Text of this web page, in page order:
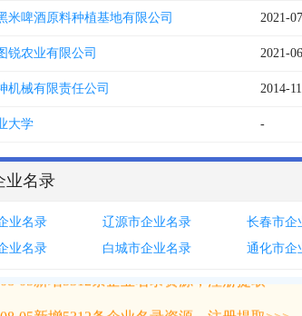
米啤酒原料种植基地有限公司 2021-
锐农业有限公司 2021-
机械有限责任公司 2014-
大学 -
业名录
业名录 辽源市企业名录 长春市企
业名录
白城市企业名录 通化市企